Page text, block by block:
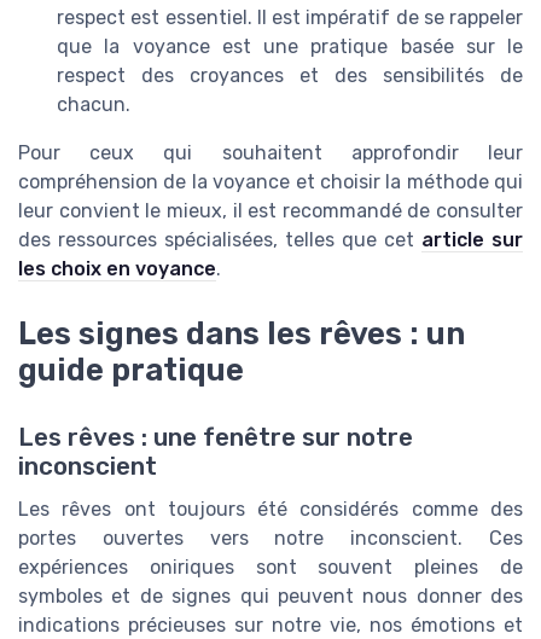
respect est essentiel. Il est impératif de se rappeler
que la voyance est une pratique basée sur le
respect des croyances et des sensibilités de
chacun.
Pour ceux qui souhaitent approfondir leur
compréhension de la voyance et choisir la méthode qui
leur convient le mieux, il est recommandé de consulter
des ressources spécialisées, telles que cet article sur
les choix en voyance.
Les signes dans les rêves : un
guide pratique
Les rêves : une fenêtre sur notre
inconscient
Les rêves ont toujours été considérés comme des
portes ouvertes vers notre inconscient. Ces
expériences oniriques sont souvent pleines de
symboles et de signes qui peuvent nous donner des
indications précieuses sur notre vie, nos émotions et